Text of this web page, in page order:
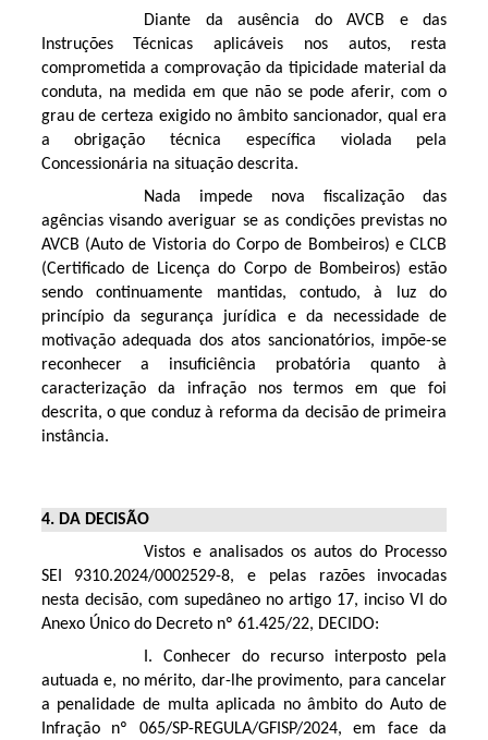
Diante da ausência do AVCB e das
Instruções Técnicas aplicáveis nos autos, resta
comprometida a comprovação da tipicidade material da
conduta, na medida em que não se pode aferir, com o
grau de certeza exigido no âmbito sancionador, qual era
a obrigação técnica específica violada pela
Concessionária na situação descrita.
Nada impede nova fiscalização das
agências visando averiguar se as condições previstas no
AVCB (Auto de Vistoria do Corpo de Bombeiros) e CLCB
(Certificado de Licença do Corpo de Bombeiros) estão
sendo continuamente mantidas, contudo, à luz do
princípio da segurança jurídica e da necessidade de
motivação adequada dos atos sancionatórios, impõe-se
reconhecer a insuficiência probatória quanto à
caracterização da infração nos termos em que foi
descrita, o que conduz à reforma da decisão de primeira
instância.
4. DA DECISÃO
Vistos e analisados os autos do Processo
SEI 9310.2024/0002529-8, e pelas razões invocadas
nesta decisão, com supedâneo no artigo 17, inciso VI do
Anexo Único do Decreto nº 61.425/22, DECIDO:
I. Conhecer do recurso interposto pela
autuada e, no mérito, dar-lhe provimento, para cancelar
a penalidade de multa aplicada no âmbito do Auto de
Infração nº 065/SP-REGULA/GFISP/2024, em face da